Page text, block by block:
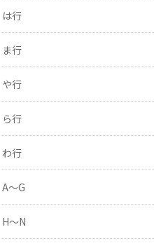
は行
ま行
や行
ら行
わ行
A～G
H～N